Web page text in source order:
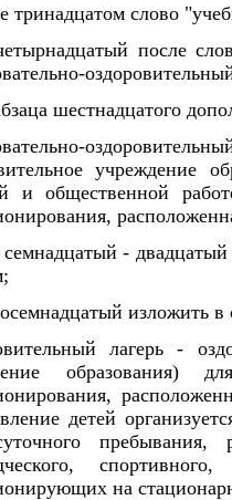
тринадцатом слово
после
шестнадцатого
учреждение
и общественной
- двадцатый
изложить
лагерь -
образования)
детей
на